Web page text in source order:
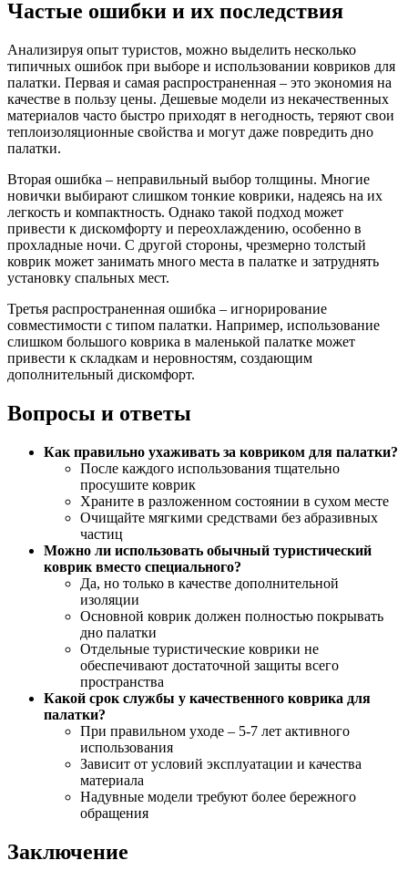
Частые ошибки и их последствия
Анализируя опыт туристов, можно выделить несколько
типичных ошибок при выборе и использовании ковриков для
палатки. Первая и самая распространенная – это экономия на
качестве в пользу цены. Дешевые модели из некачественных
материалов часто быстро приходят в негодность, теряют свои
теплоизоляционные свойства и могут даже повредить дно
палатки.
Вторая ошибка – неправильный выбор толщины. Многие
новички выбирают слишком тонкие коврики, надеясь на их
легкость и компактность. Однако такой подход может
привести к дискомфорту и переохлаждению, особенно в
прохладные ночи. С другой стороны, чрезмерно толстый
коврик может занимать много места в палатке и затруднять
установку спальных мест.
Третья распространенная ошибка – игнорирование
совместимости с типом палатки. Например, использование
слишком большого коврика в маленькой палатке может
привести к складкам и неровностям, создающим
дополнительный дискомфорт.
Вопросы и ответы
Как правильно ухаживать за ковриком для палатки?
После каждого использования тщательно
просушите коврик
Храните в разложенном состоянии в сухом месте
Очищайте мягкими средствами без абразивных
частиц
Можно ли использовать обычный туристический
коврик вместо специального?
Да, но только в качестве дополнительной
изоляции
Основной коврик должен полностью покрывать
дно палатки
Отдельные туристические коврики не
обеспечивают достаточной защиты всего
пространства
Какой срок службы у качественного коврика для
палатки?
При правильном уходе – 5-7 лет активного
использования
Зависит от условий эксплуатации и качества
материала
Надувные модели требуют более бережного
обращения
Заключение